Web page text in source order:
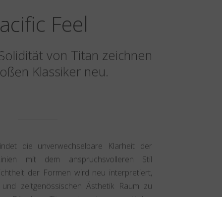
Feel
von Titan zeichnen
Klassiker neu.
die unverwechselbare Klarheit der
mit dem anspruchsvolleren Stil
der Formen wird neu interpretiert,
zeitgenössischen Ästhetik Raum zu